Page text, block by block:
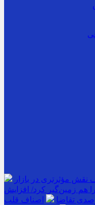
نقش مؤثرتری در بازار
هم زمین‌گیر کرد/ افزایش
اصناف قلب